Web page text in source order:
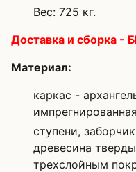
Вес: 725 кг.
Доставка и сборка -
Материал:
каркас -
ступени,
древесина
трехслойным